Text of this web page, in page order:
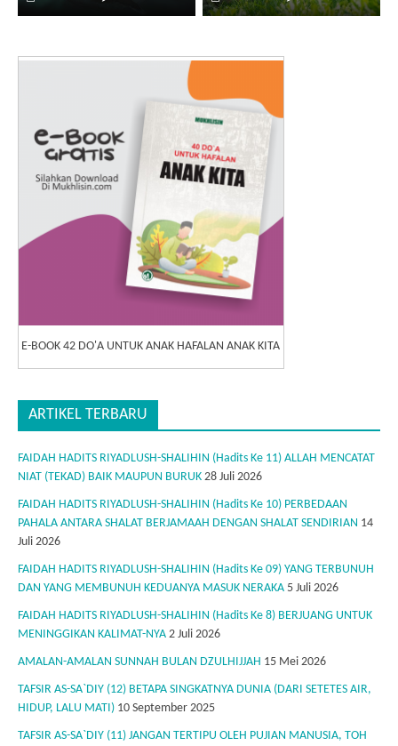
E-BOOK 42 DO'A UNTUK ANAK HAFALAN ANAK KITA
ARTIKEL TERBARU
FAIDAH HADITS RIYADLUSH-SHALIHIN (Hadits Ke 11) ALLAH MENCATAT
NIAT (TEKAD) BAIK MAUPUN BURUK 28 Juli 2026
FAIDAH HADITS RIYADLUSH-SHALIHIN (Hadits Ke 10) PERBEDAAN
PAHALA ANTARA SHALAT BERJAMAAH DENGAN SHALAT SENDIRIAN 14
Juli 2026
FAIDAH HADITS RIYADLUSH-SHALIHIN (Hadits Ke 09) YANG TERBUNUH
DAN YANG MEMBUNUH KEDUANYA MASUK NERAKA 5 Juli 2026
FAIDAH HADITS RIYADLUSH-SHALIHIN (Hadits Ke 8) BERJUANG UNTUK
MENINGGIKAN KALIMAT-NYA 2 Juli 2026
AMALAN-AMALAN SUNNAH BULAN DZULHIJJAH 15 Mei 2026
TAFSIR AS-SA`DIY (12) BETAPA SINGKATNYA DUNIA (DARI SETETES AIR,
HIDUP, LALU MATI) 10 September 2025
TAFSIR AS-SA`DIY (11) JANGAN TERTIPU OLEH PUJIAN MANUSIA, TOH